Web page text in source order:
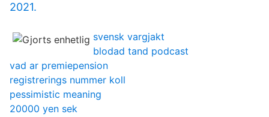
2021.
svensk vargjakt
blodad tand podcast
vad ar premiepension
registrerings nummer koll
pessimistic meaning
20000 yen sek